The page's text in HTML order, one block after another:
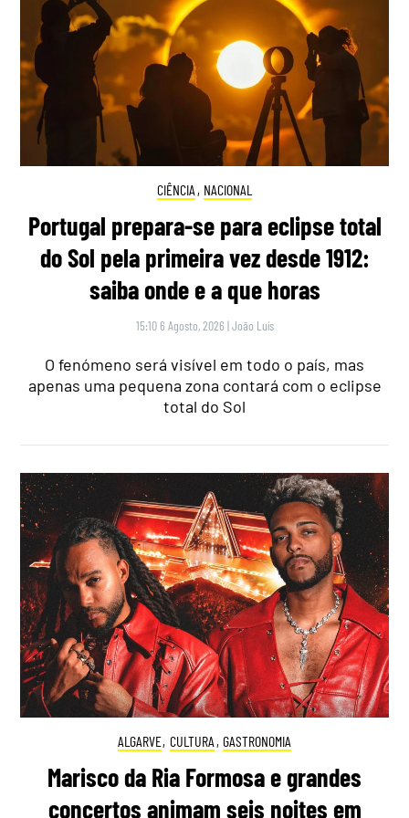
CIÊNCIA , NACIONAL
Portugal prepara-se para eclipse total
do Sol pela primeira vez desde 1912:
saiba onde e a que horas
15:10 6 Agosto, 2026 |João Luís
O fenómeno será visível em todo o país, mas
apenas uma pequena zona contará com o eclipse
total do Sol
ALGARVE, CULTURA , GASTRONOMIA
Marisco da Ria Formosa e grandes
concertos animam seis noites em